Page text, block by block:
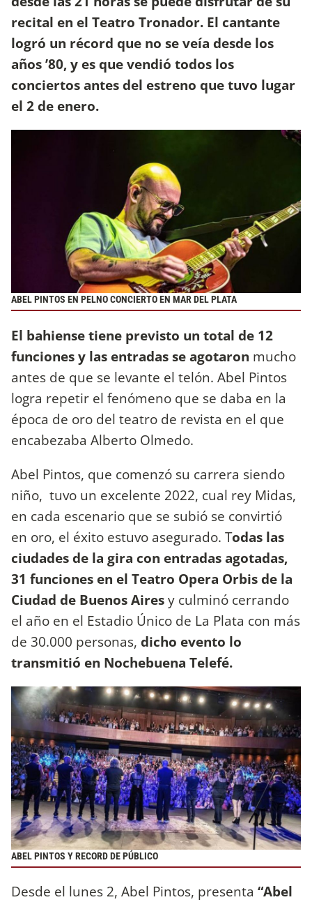
recital en el Teatro Tronador. El cantante
logró un récord que no se veía desde los
años ’80, y es que vendió todos los
conciertos antes del estreno que tuvo lugar
el 2 de enero.
ABEL PINTOS EN PELNO CONCIERTO EN MAR DEL PLATA
El bahiense tiene previsto un total de 12
funciones y las entradas se agotaron mucho
antes de que se levante el telón. Abel Pintos
logra repetir el fenómeno que se daba en la
época de oro del teatro de revista en el que
encabezaba Alberto Olmedo.
Abel Pintos, que comenzó su carrera siendo
niño, tuvo un excelente 2022, cual rey Midas,
en cada escenario que se subió se convirtió
en oro, el éxito estuvo asegurado. Todas las
ciudades de la gira con entradas agotadas,
31 funciones en el Teatro Opera Orbis de la
Ciudad de Buenos Airesy culminó cerrando
el año en el Estadio Único de La Plata con más
de 30.000 personas, dicho evento lo
transmitió en Nochebuena Telefé.
ABEL PINTOS Y RECORD DE PÚBLICO
Desde el lunes 2, Abel Pintos, presenta “Abel